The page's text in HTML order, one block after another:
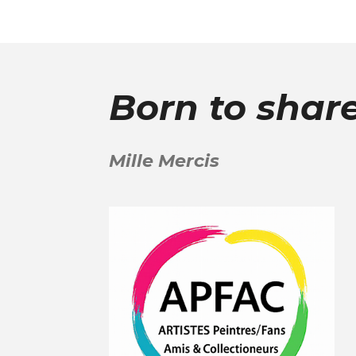
Born to
Mille Mercis